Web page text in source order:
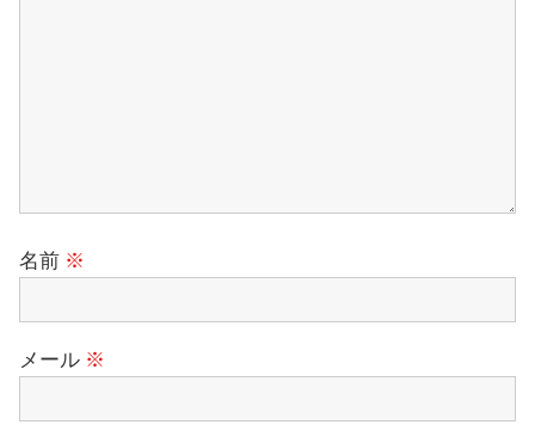
名前 ※
メール ※